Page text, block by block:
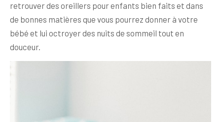
retrouver des oreillers pour enfants bien faits et dans
de bonnes matières que vous pourrez donner à votre
bébé et lui octroyer des nuits de sommeil tout en
douceur.